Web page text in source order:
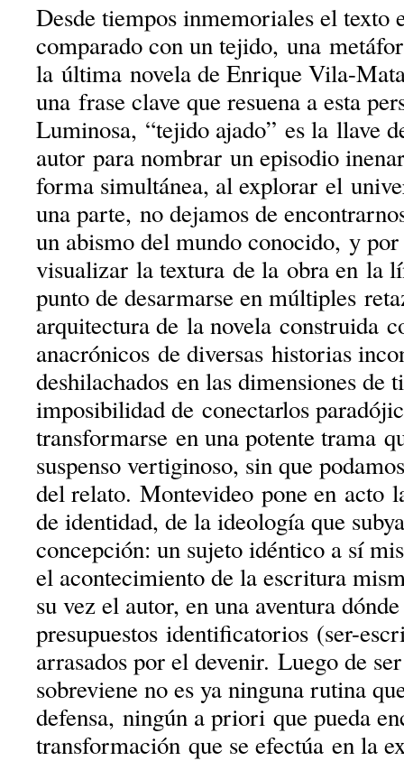
Desde tiempos inmemoriales el texto
comparado con un tejido, una
la última novela de Enrique Vila-
una frase clave que resuena a esta
Luminosa, “tejido ajado” es la llave
autor para nombrar un episodio
forma simultánea, al explorar el
una parte, no dejamos de
un abismo del mundo conocido, y
visualizar la textura de la obra en la
punto de desarmarse en múltiples
arquitectura de la novela construida
anacrónicos de diversas historias
deshilachados en las dimensiones de
imposibilidad de conectarlos
transformarse en una potente trama
suspenso vertiginoso, sin que
del relato. Montevideo pone en acto
de identidad, de la ideología que
concepción: un sujeto idéntico a sí
el acontecimiento de la escritura
su vez el autor, en una aventura dónde
presupuestos identificatorios (ser-
arrasados por el devenir. Luego de
sobreviene no es ya ninguna rutina
defensa, ningún a priori que pueda
transformación que se efectúa en la